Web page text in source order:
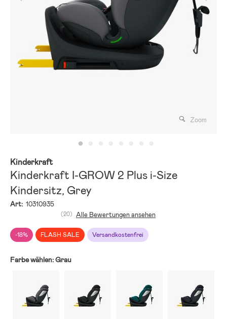
Zoom
Kinderkraft
Kinderkraft I-GROW 2 Plus i-Size
Kindersitz, Grey
Art: 10310935
-18% FLASH SALE Versandkostenfrei
(20) Alle Bewertungen ansehen
Farbe wählen:Grau